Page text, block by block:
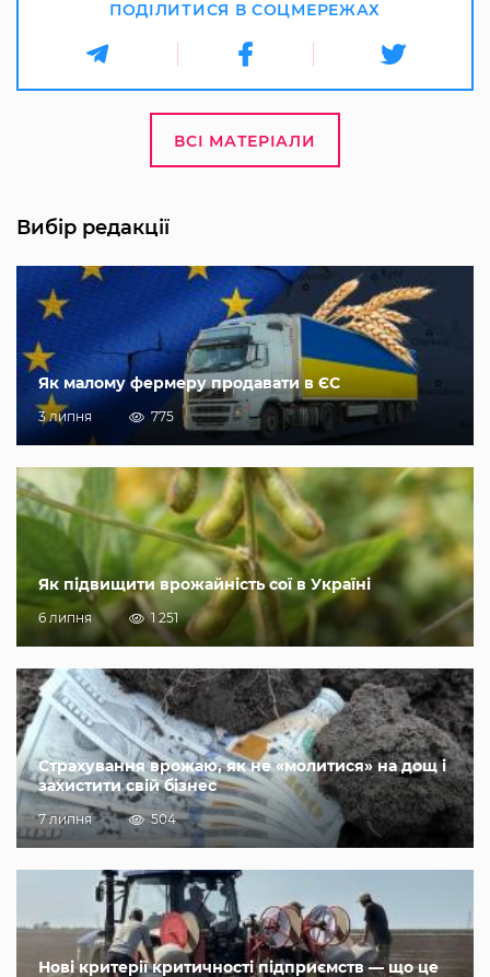
ПОДІЛИТИСЯ В СОЦМЕРЕЖАХ
ВСІ МАТЕРІАЛИ
Вибір редакції
Як малому фермеру продавати в ЄС
3 липня 775
Як підвищити врожайність сої в Україні
6 липня 1 251
Страхування врожаю, як не «молитися» на дощ і
захистити свій бізнес
7 липня 504
Нові критерії критичності підприємств — що це